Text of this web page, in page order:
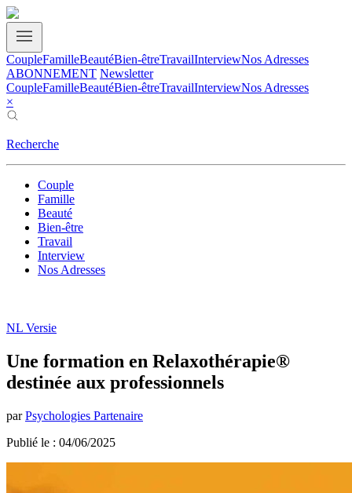
CoupleFamilleBeautéBien-êtreTravailInterviewNos Adresses
ABONNEMENT Newsletter
CoupleFamilleBeautéBien-êtreTravailInterviewNos Adresses
×
Recherche
Couple
Famille
Beauté
Bien-être
Travail
Interview
Nos Adresses
NL Versie
Une formation en Relaxothérapie®
destinée aux professionnels
par Psychologies Partenaire
Publié le : 04/06/2025